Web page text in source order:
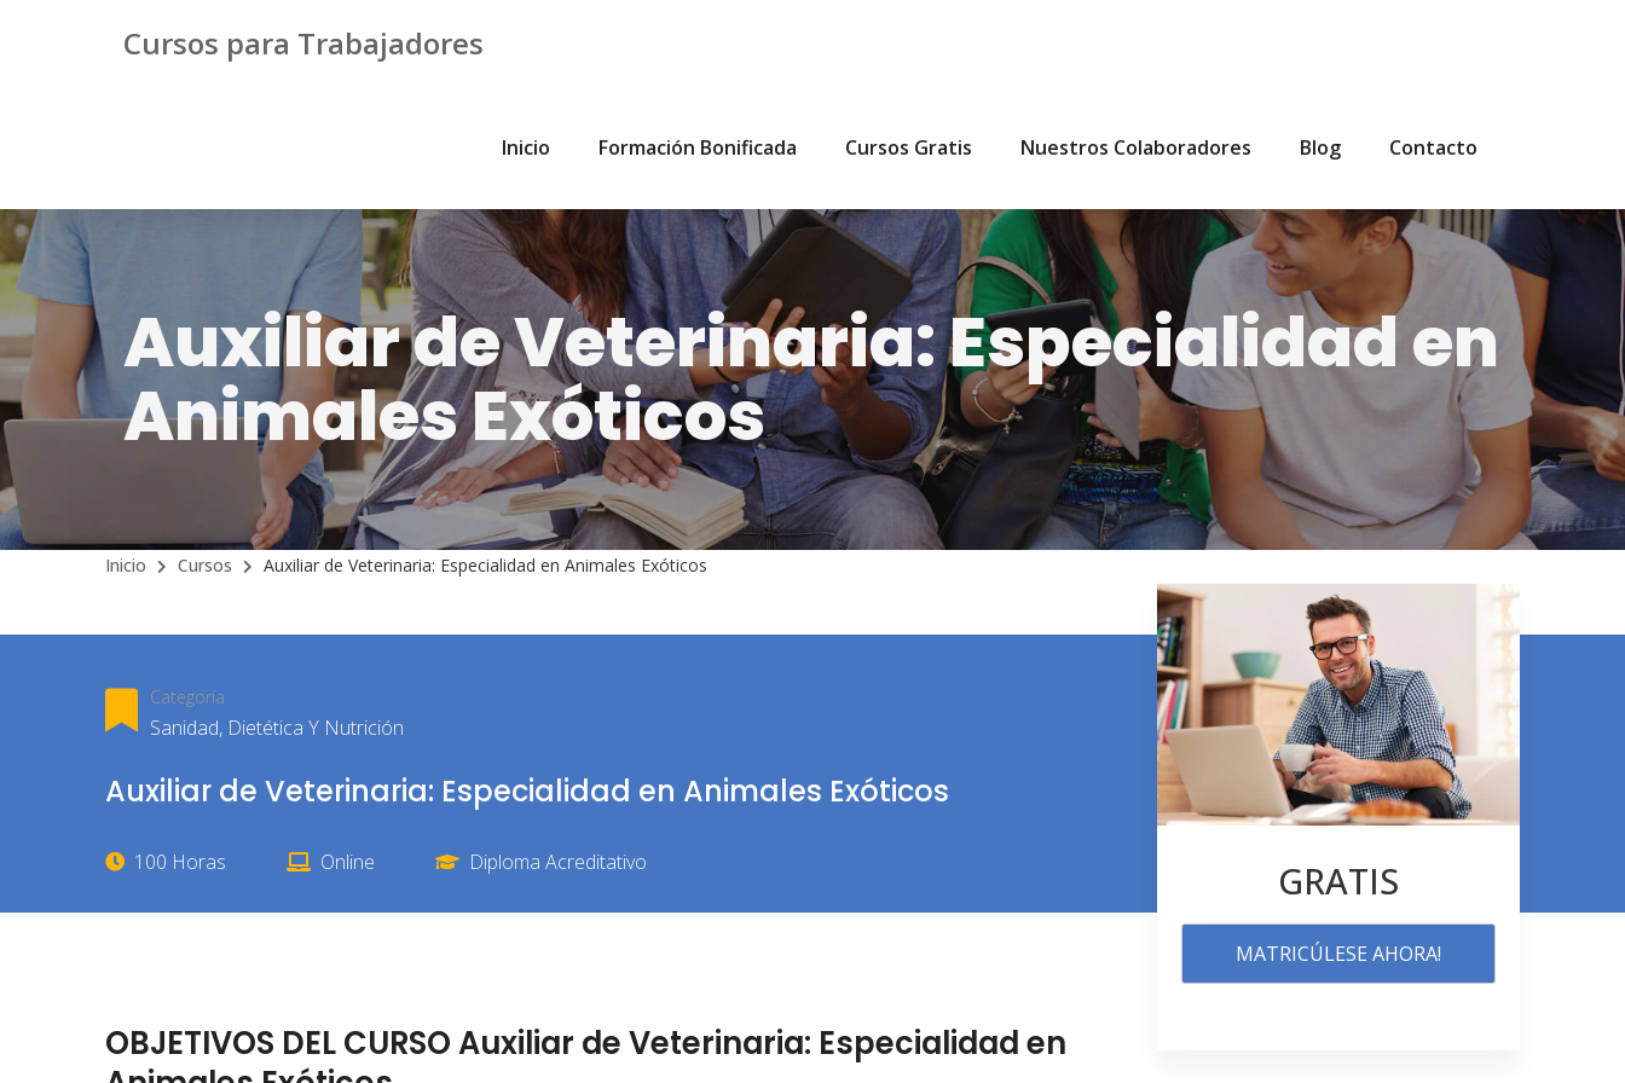
Cursos para Trabajadores
Inicio Formación Bonificada Cursos Gratis Nuestros Colaboradores Blog Contacto
Auxiliar de Veterinaria: Especialidad en
Animales Exóticos
Inicio Cursos Auxiliar de Veterinaria: Especialidad en Animales Exóticos
Categoría
Sanidad, Dietética Y Nutrición
Auxiliar de Veterinaria: Especialidad en Animales Exóticos
100 Horas Online Diploma Acreditativo
OBJETIVOS DEL CURSO Auxiliar de Veterinaria: Especialidad en
GRATIS
MATRICÚLESE AHORA!